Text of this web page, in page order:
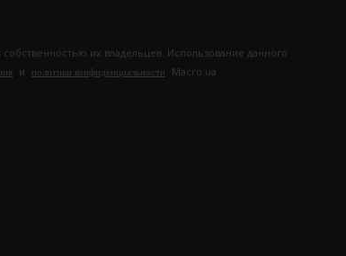
их владельцев. Использование данного
и политики конфиденциальности
Macro.ua